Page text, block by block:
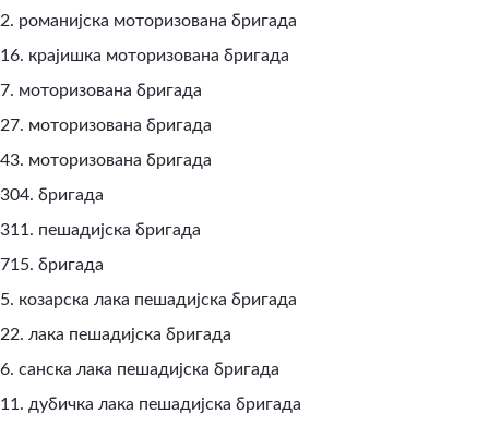
2. романијска моторизована бригада
16. крајишка моторизована бригада
7. моторизована бригада
27. моторизована бригада
43. моторизована бригада
304. бригада
311. пешадијска бригада
715. бригада
5. козарска лака пешадијска бригада
22. лака пешадијска бригада
6. санска лака пешадијска бригада
11. дубичка лака пешадијска бригада